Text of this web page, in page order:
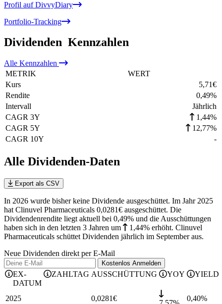
Profil auf DivvyDiary
Portfolio-Tracking
Dividenden Kennzahlen
Alle Kennzahlen
METRIK
WERT
Kurs
5,71€
Rendite
0,49%
Intervall
Jährlich
CAGR 3Y
1,44%
CAGR 5Y
12,77%
CAGR 10Y
-
Alle Dividenden-Daten
Export als CSV
In 2026 wurde bisher keine Dividende ausgeschüttet. Im Jahr 2025
hat Clinuvel Pharmaceuticals 0,0281€ ausgeschüttet. Die
Dividendenrendite liegt aktuell bei 0,49% und die Ausschüttungen
haben sich in den letzten 3 Jahren um 1,44% erhöht. Clinuvel
Pharmaceuticals schüttet Dividenden jährlich im September aus.
Neue Dividenden direkt per E-Mail
Kostenlos Anmelden
EX-
DATUM
ZAHLTAG AUSSCHÜTTUNG YOY YIELD
2025 0,0281€ 0,40%